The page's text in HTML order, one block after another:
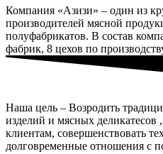
Компания «Азизи» – один из
производителей мясной
полуфабрикатов. В состав
фабрик, 8 цехов по
Наша цель – Возродить
изделий и мясных деликатесов
клиентам, совершенствовать
долговременные отношения с